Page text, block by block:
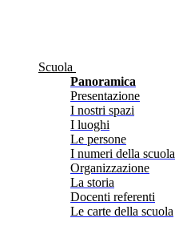
Scuola
Panoramica
Presentazione
I nostri spazi
I luoghi
Le persone
I numeri della scuola
Organizzazione
La storia
Docenti referenti
Le carte della scuola